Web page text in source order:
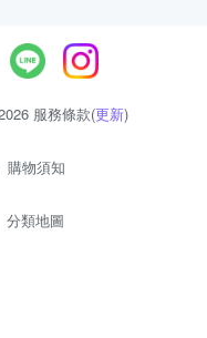
服務條款(更新)
購物須知
分類地圖